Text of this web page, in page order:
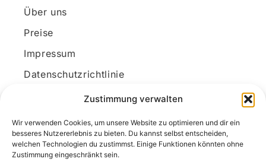
Zustimmung verwalten
Wir verwenden Cookies, um unsere Website zu optimieren und dir ein
besseres Nutzererlebnis zu bieten. Du kannst selbst entscheiden,
welchen Technologien du zustimmst. Einige Funktionen könnten ohne
Zustimmung eingeschränkt sein.
Über uns
Preise
Impressum
Datenschutzrichtlinie
Kundenkonto
Unsere Kontaktdaten
E-Mail: kontakt@docanonym.com